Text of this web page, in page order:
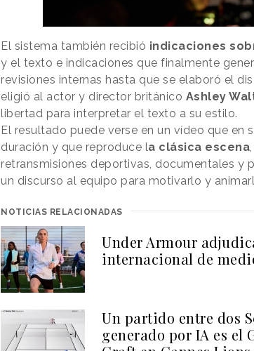
El sistema también recibió indicaciones
y el texto e indicaciones que finalmente
revisiones internas hasta que se elaboró el
eligió al actor y director británico Ashley
libertad para interpretar el texto a su estilo.
El resultado puede verse en un vídeo que en
duración y que reproduce la clásica escena
retransmisiones deportivas, documentales y
un discurso al equipo para motivarlo y
NOTICIAS RELACIONADAS
Under Armour
internacional de
Un partido entre dos
generado por IA es el